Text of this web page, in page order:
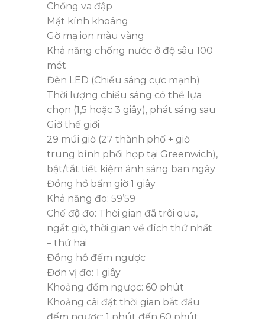
Chống va đập
Mặt kính khoáng
Gờ mạ ion màu vàng
Khả năng chống nước ở độ sâu 100
mét
Đèn LED (Chiếu sáng cực mạnh)
Thời lượng chiếu sáng có thể lựa
chọn (1,5 hoặc 3 giây), phát sáng sau
Giờ thế giới
29 múi giờ (27 thành phố + giờ
trung bình phối hợp tại Greenwich),
bật/tắt tiết kiệm ánh sáng ban ngày
Đồng hồ bấm giờ 1 giây
Khả năng đo: 59’59
Chế độ đo: Thời gian đã trôi qua,
ngắt giờ, thời gian về đích thứ nhất
– thứ hai
Đồng hồ đếm ngược
Đơn vị đo: 1 giây
Khoảng đếm ngược: 60 phút
Khoảng cài đặt thời gian bắt đầu